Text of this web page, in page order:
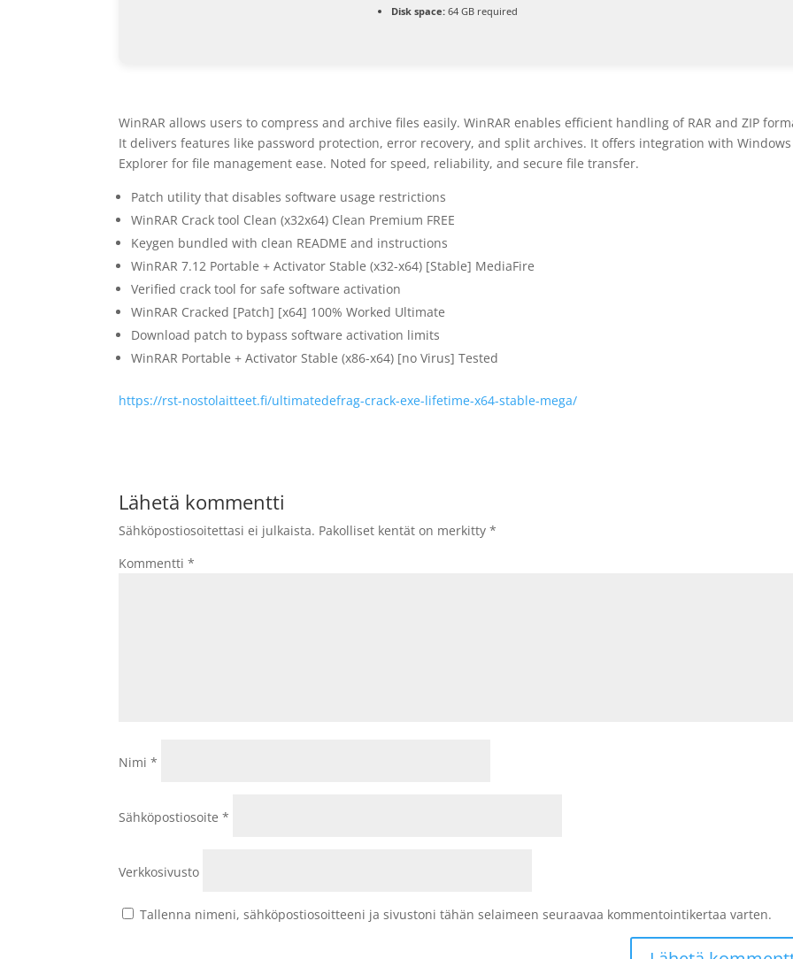
Disk space: 64 GB required
WinRAR allows users to compress and archive files easily. WinRAR enables efficient handling of RAR and ZIP
It delivers features like password protection, error recovery, and split archives. It offers integration with Windows
Explorer for file management ease. Noted for speed, reliability, and secure file transfer.
Patch utility that disables software usage restrictions
WinRAR Crack tool Clean (x32x64) Clean Premium FREE
Keygen bundled with clean README and instructions
WinRAR 7.12 Portable + Activator Stable (x32-x64) [Stable] MediaFire
Verified crack tool for safe software activation
WinRAR Cracked [Patch] [x64] 100% Worked Ultimate
Download patch to bypass software activation limits
WinRAR Portable + Activator Stable (x86-x64) [no Virus] Tested
https://rst-nostolaitteet.fi/ultimatedefrag-crack-exe-lifetime-x64-stable-mega/
Lähetä kommentti
Sähköpostiosoitettasi ei julkaista. Pakolliset kentät on merkitty*
Kommentti*
Nimi*
Sähköpostiosoite*
Verkkosivusto
Tallenna nimeni, sähköpostiosoitteeni ja sivustoni tähän selaimeen seuraavaa kommentointikertaa varten.